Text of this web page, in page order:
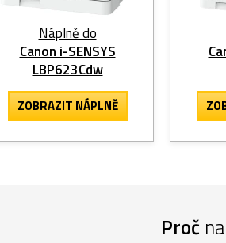
Náplně do
Canon i-SENSYS
LBP623Cdw
ZOBRAZITNÁPLNĚ
Proč